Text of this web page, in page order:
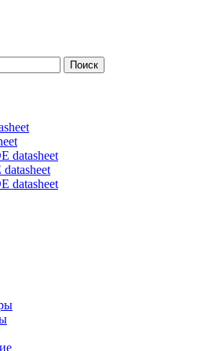
datasheet
datasheet